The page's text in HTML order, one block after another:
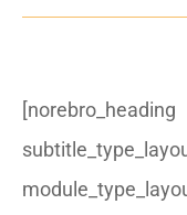
[norebro_heading